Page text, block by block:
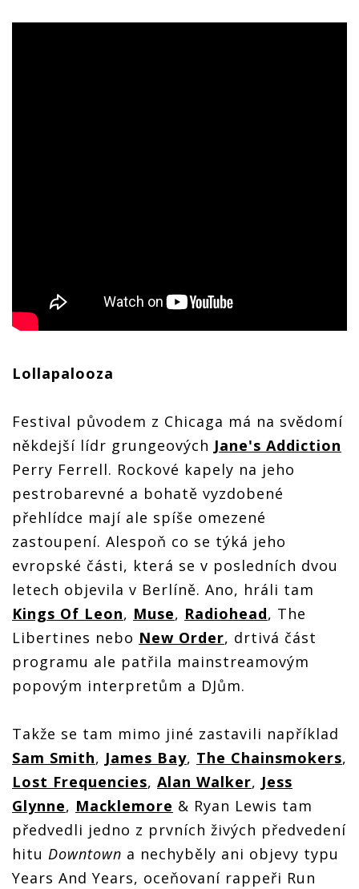
Lollapalooza
Festival původem z Chicaga má na svědomí
někdejší lídr grungeových Jane's Addiction
Perry Ferrell. Rockové kapely na jeho
pestrobarevné a bohatě vyzdobené
přehlídce mají ale spíše omezené
zastoupení. Alespoň co se týká jeho
evropské části, která se v posledních dvou
letech objevila v Berlíně. Ano, hráli tam
Kings Of Leon, Muse, Radiohead, The
Libertines nebo New Order, drtivá část
programu ale patřila mainstreamovým
popovým interpretům a DJům.
Takže se tam mimo jiné zastavili například
Sam Smith, James Bay, The Chainsmokers,
Lost Frequencies, Alan Walker, Jess
Glynne, Macklemore & Ryan Lewis tam
předvedli jedno z prvních živých předvedení
hitu Downtown a nechyběly ani objevy typu
Years And Years, oceňovaní rappeři Run